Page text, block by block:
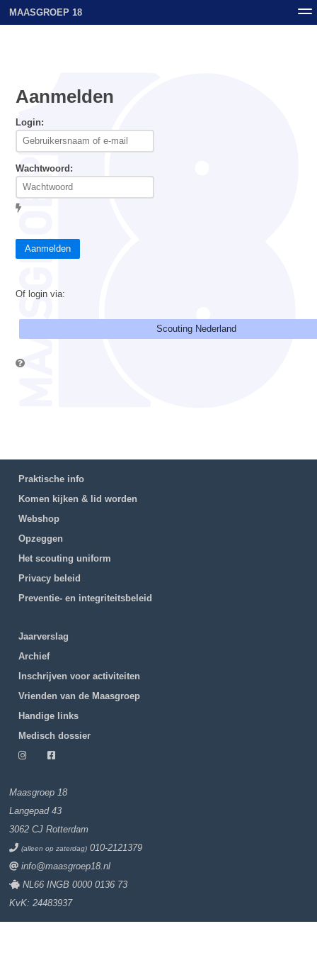
MAASGROEP 18
Aanmelden
Login:
Wachtwoord:
Aanmelden
Of login via:
Scouting Nederland
Praktische info
Komen kijken & lid worden
Webshop
Opzeggen
Het scouting uniform
Privacy beleid
Preventie- en integriteitsbeleid
Jaarverslag
Archief
Inschrijven voor activiteiten
Vrienden van de Maasgroep
Handige links
Medisch dossier
Maasgroep 18
Langepad 43
3062 CJ Rotterdam
(alleen op zaterdag) 010-2121379
info@maasgroep18.nl
NL66 INGB 0000 0136 73
KvK: 24483937